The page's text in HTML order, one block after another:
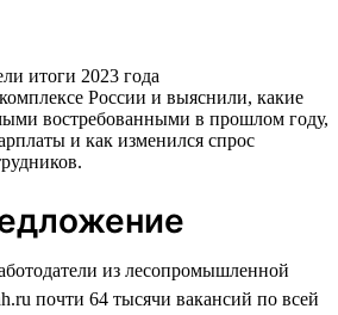
итоги 2023 года
России и выяснили, какие
востребованными в прошлом году,
и как изменился спрос
из лесопромышленной
почти 64 тысячи вакансий по всей